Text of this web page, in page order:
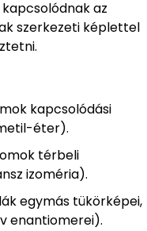
az
szerkezeti képlettel
kapcsolódási
éter).
térbeli
izoméria).
egymás tükörképei,
enantiomerei).